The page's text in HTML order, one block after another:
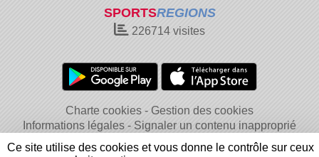
SPORTSREGIONS
226714 visites
Charte cookies
Gestion des cookies
Informations légales
Signaler un contenu inapproprié
Ce site utilise des cookies et vous donne le contrôle sur ceux